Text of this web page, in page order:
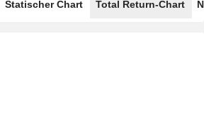
Statischer Chart Total Return-Chart